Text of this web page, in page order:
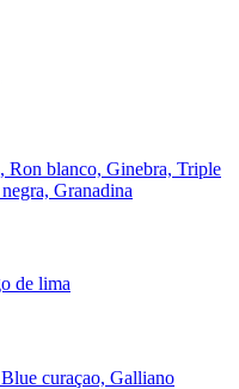
Ron blanco, Ginebra, Triple
Granadina
de lima
curaçao, Galliano